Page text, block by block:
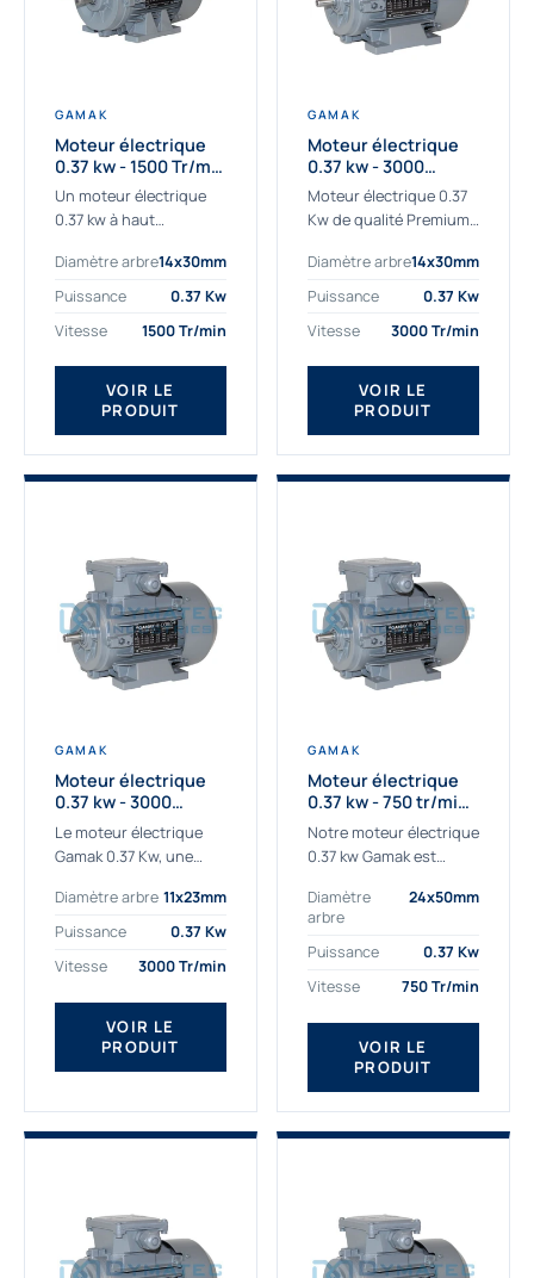
GAMAK
Moteur électrique
0.37 kw - 1500 Tr/min
- 230/400V - IE2
Un moteur électrique
0.37 kw à haut
applications les plus
exigeantes.
kw de référence
AGM2EL 71 M 4b...
Diamètre arbre14x30mm
Puissance
0.37 Kw
Vitesse
1500 Tr/min
VOIR LE
PRODUIT
GAMAK
Moteur électrique
0.37 kw - 3000
Tr/min - 230/400V -
IE2
Moteur électrique 0.37
Kw de qualité Premium,
application. Notre
gamme de moteurs
exclusivement
fabriquée...
Diamètre arbre14x30mm
Puissance
0.37 Kw
Vitesse
3000 Tr/min
VOIR LE
PRODUIT
GAMAK
Moteur électrique
0.37 kw - 3000
Tr/min - 230/400v -
Taille 63 - IE2
Le moteur électrique
Gamak 0.37 Kw, une
adaptée à tous types
de machines. Le
triphasé 0.37Kw Gamak
à...
Diamètre arbre 11x23mm
Puissance
0.37 Kw
Vitesse
3000 Tr/min
VOIR LE
PRODUIT
GAMAK
Moteur électrique
0.37 kw - 750 tr/min -
230/400V - IE2
Notre moteur électrique
0.37 kw Gamak est
aux applications
sévères. Nous
déterminons,
fournissons
des moteurs
asynchrones depuis de
nombreuses années....
Diamètre
arbre
24x50mm
Puissance
0.37 Kw
Vitesse
750 Tr/min
VOIR LE
PRODUIT